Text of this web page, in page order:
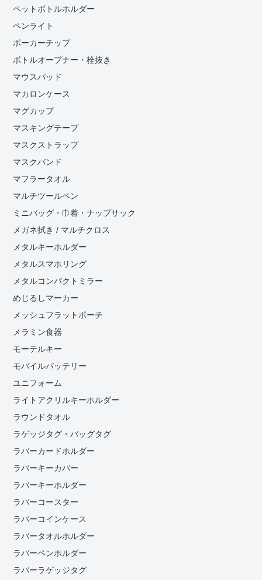
ペットボトルホルダー
ペンライト
ポーカーチップ
ボトルオープナー・栓抜き
マウスパッド
マカロンケース
マグカップ
マスキングテープ
マスクストラップ
マスクバンド
マフラータオル
マルチツールペン
ミニバッグ・巾着・ナップサック
メガネ拭き / マルチクロス
メタルキーホルダー
メタルスマホリング
メタルコンパクトミラー
めじるしマーカー
メッシュフラットポーチ
メラミン食器
モーテルキー
モバイルバッテリー
ユニフォーム
ライトアクリルキーホルダー
ラウンドタオル
ラゲッジタグ・バッグタグ
ラバーカードホルダー
ラバーキーカバー
ラバーキーホルダー
ラバーコースター
ラバーコインケース
ラバータオルホルダー
ラバーペンホルダー
ラバーラゲッジタグ